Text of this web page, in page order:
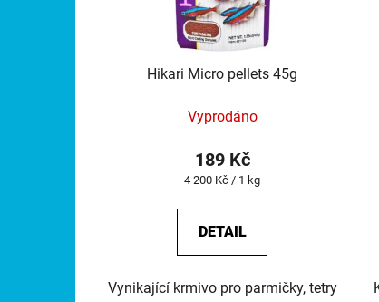
Hikari Micro pellets 45g
Vyprodáno
189 Kč
Měrná
4 200 Kč / 1 kg
DETAIL
Vynikající krmivo pro parmičky, tetry